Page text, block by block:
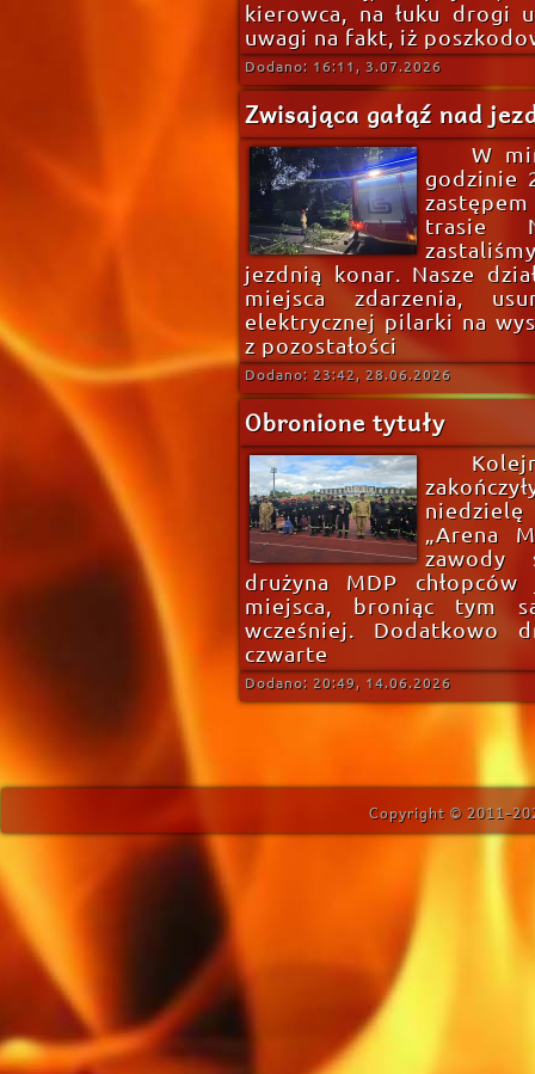
kierowca, na łuku drogi
uwagi na fakt, iż
Dodano: 16:11, 3.07.2026
Zwisająca gałąź nad
W
godzinie
trasie
jezdnią konar. Nasze
miejsca zdarzenia,
elektrycznej pilarki na
z pozostałości
Dodano: 23:42, 28.06.2026
Obronione tytuły
„Arena
zawody
drużyna MDP
miejsca, broniąc tym
wcześniej. Dodatkowo
czwarte
Dodano: 20:49, 14.06.2026
Copyright © 2011-